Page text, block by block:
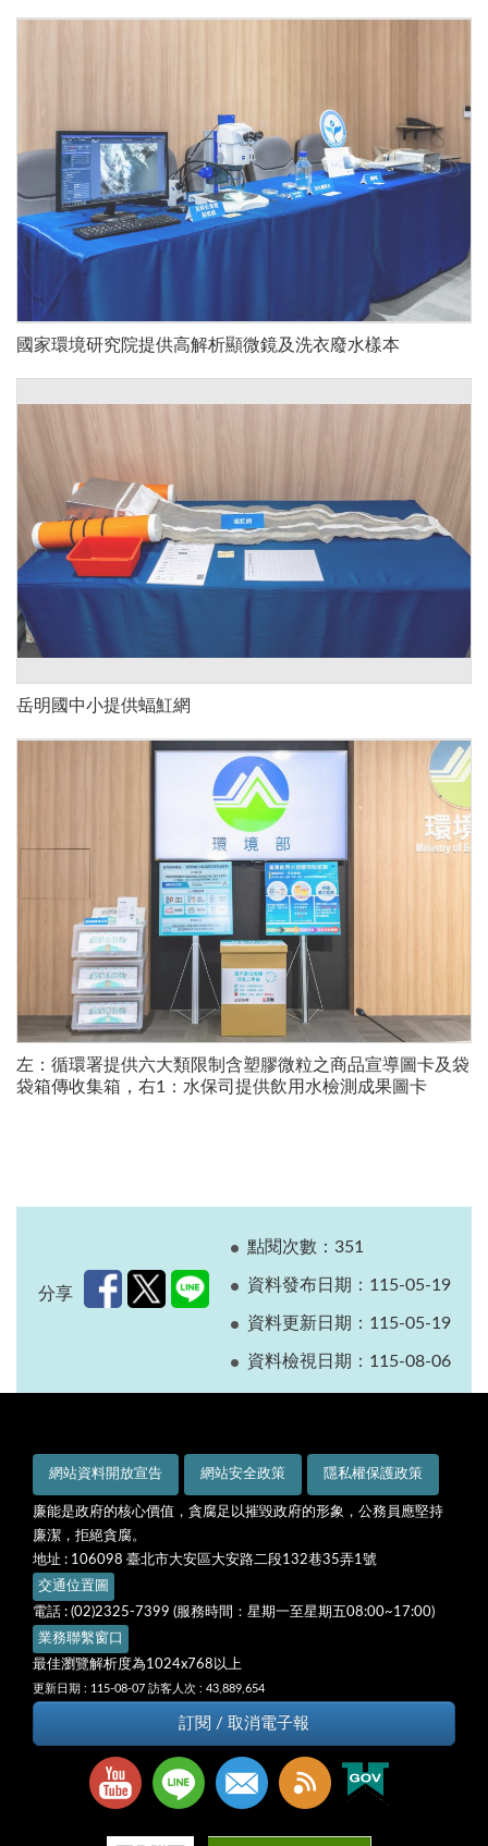
國家環境研究院提供高解析顯微鏡及洗衣廢水樣本
岳明國中小提供蝠魟網
左：循環署提供六大類限制含塑膠微粒之商品宣導圖卡及袋
袋箱傳收集箱，右1：水保司提供飲用水檢測成果圖卡
分享
點閱次數：351
資料發布日期：115-05-19
資料更新日期：115-05-19
資料檢視日期：115-08-06
網站資料開放宣告 網站安全政策 隱私權保護政策
廉能是政府的核心價值，貪腐足以摧毀政府的形象，公務員應堅持
廉潔，拒絕貪腐。
地址 : 106098 臺北市大安區大安路二段132巷35弄1號
交通位置圖
電話 : (02)2325-7399 (服務時間：星期一至星期五08:00~17:00)
業務聯繫窗口
最佳瀏覽解析度為1024x768以上
更新日期 : 115-08-07 訪客人次 : 43,889,654
訂閱 / 取消電子報